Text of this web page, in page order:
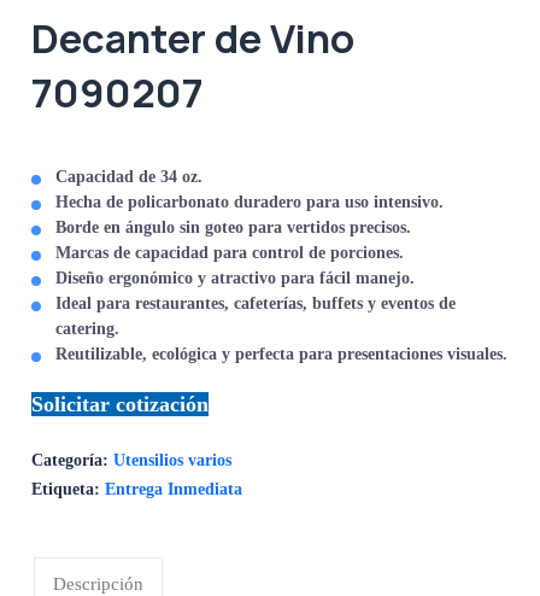
Decanter de Vino
7090207
Capacidad de 34 oz.
Hecha de policarbonato duradero para uso intensivo.
Borde en ángulo sin goteo para vertidos precisos.
Marcas de capacidad para control de porciones.
Diseño ergonómico y atractivo para fácil manejo.
Ideal para restaurantes, cafeterías, buffets y eventos de
catering.
Reutilizable, ecológica y perfecta para presentaciones visuales.
Solicitar cotización
Categoría:Utensilios varios
Etiqueta:Entrega Inmediata
Descripción